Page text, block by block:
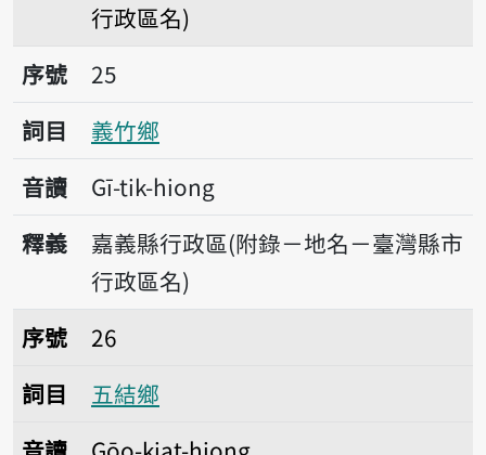
行政區名)
序號25義竹鄉
序號
25
詞目
義竹鄉
音讀
Gī-tik-hiong
釋義
嘉義縣行政區(附錄－地名－臺灣縣市
行政區名)
序號26五結鄉
序號
26
詞目
五結鄉